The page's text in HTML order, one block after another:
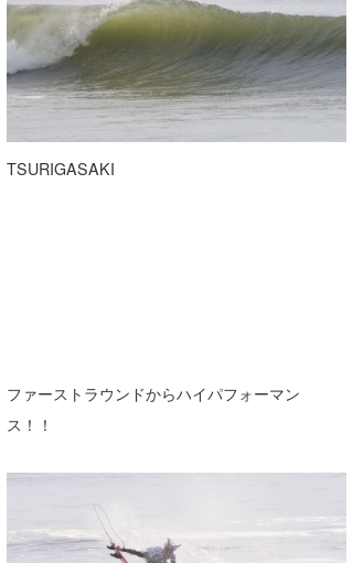
TSURIGASAKI
ファーストラウンドからハイパフォーマン
ス！！